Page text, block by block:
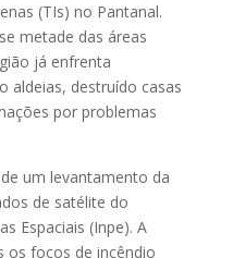
(TIs) no Pantanal.
metade das áreas
já enfrenta
aldeias, destruído casas
por problemas
um levantamento da
de satélite do
Espaciais (Inpe). A
os focos de incêndio